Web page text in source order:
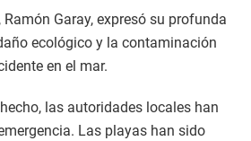
Garay, expresó su profunda
ecológico y la contaminación
en el mar.
las autoridades locales han
Las playas han sido